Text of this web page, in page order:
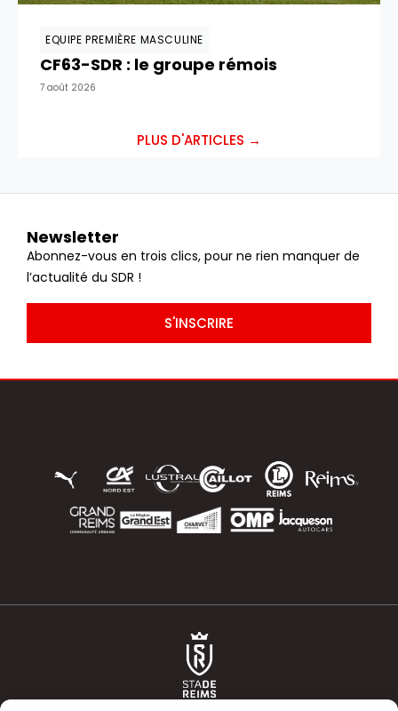
EQUIPE PREMIÈRE MASCULINE
CF63-SDR : le groupe rémois
7 août 2026
PLUS D'ARTICLES →
Newsletter
Abonnez-vous en trois clics, pour ne rien manquer de
l’actualité du SDR !
S'INSCRIRE